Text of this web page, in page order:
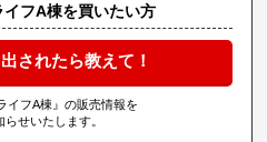
フA棟を買いたい方
されたら教えて！
イフA棟』の販売情報を
せいたします。